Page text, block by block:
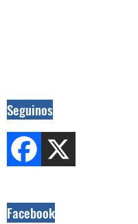
Seguinos
Facebook